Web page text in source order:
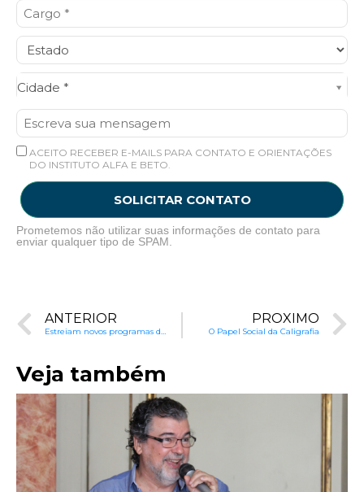
Cidade *
Cidade*
ACEITO RECEBER E-MAILS PARA CONTATO E ORIENTAÇÕES
DO INSTITUTO ALFA E BETO.
SOLICITAR CONTATO
Prometemos não utilizar suas informações de contato para
enviar qualquer tipo de SPAM.
ANTERIOR PRÓXIMO
O Papel Social da Caligrafia
Veja também